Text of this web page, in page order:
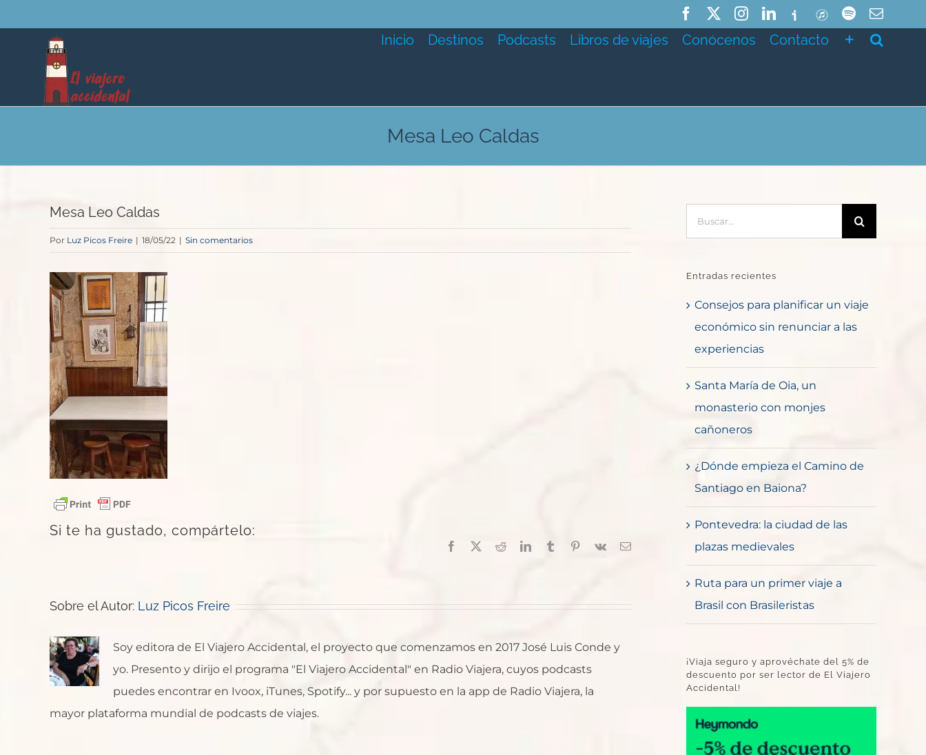
al
contenido
FacebookInstagramLinkedIn
IvooxITunesSpotifyCorreo
Inicio Destinos Podcasts Libros de viajes Conócenos Contacto
Mesa Leo Caldas
Mesa Leo Caldas
Por Luz Picos Freire | 18/05/22 | Sin comentarios
Si te ha gustado, compártelo:
Facebook RedditLinkedInTumblr Pinterest
Vk
Correo
Sobre el Autor: Luz Picos Freire
Soy editora de El Viajero Accidental, el proyecto que comenzamos en 2017 José Luis Conde y
yo. Presento y dirijo el programa "El Viajero Accidental" en Radio Viajera, cuyos podcasts
puedes encontrar en Ivoox, iTunes, Spotify... y por supuesto en la app de Radio Viajera, la
mayor plataforma mundial de podcasts de viajes.
Entradas recientes
Consejos para planificar un viaje
económico sin renunciar a las
experiencias
Santa María de Oia, un
monasterio con monjes
cañoneros
¿Dónde empieza el Camino de
Santiago en Baiona?
Pontevedra: la ciudad de las
plazas medievales
Ruta para un primer viaje a
Brasil con Brasileristas
¡Viaja seguro y aprovéchate del 5% de
descuento por ser lector de El Viajero
Accidental!